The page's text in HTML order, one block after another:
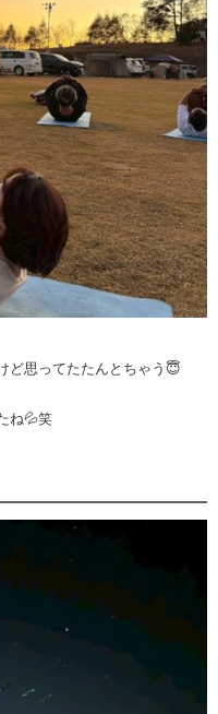
ど思ってたたんとちゃう😇
ね💦笑